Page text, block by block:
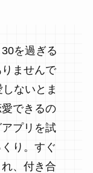
を過ぎる
ませんで
ないとま
できるの
プリを試
り。すぐ
、付き合